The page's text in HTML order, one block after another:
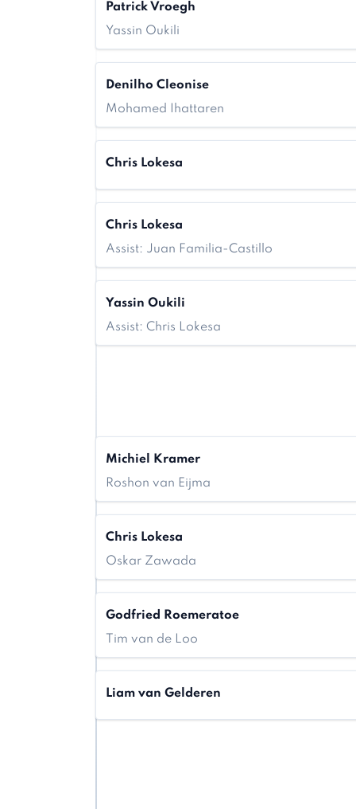
Patrick Vroegh
Yassin Oukili
Denilho Cleonise
Mohamed Ihattaren
Chris Lokesa
Chris Lokesa
Assist: Juan Familia-Castillo
Yassin Oukili
Assist: Chris Lokesa
Michiel Kramer
Roshon van Eijma
Chris Lokesa
Oskar Zawada
Godfried Roemeratoe
Tim van de Loo
Liam van Gelderen